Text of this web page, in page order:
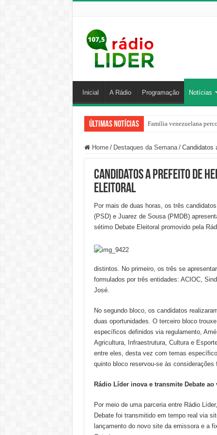
Inicial A Rádio Programação Notícias
Últimas Notícias Família venezuelana
Centro de ciclone fica
Home / Destaques da Semana / Candidatos
Candidatos a prefeito de
Eleitoral
Por mais de duas horas, os três
(PSD) e Juarez de Sousa (PMDB)
sétimo Debate Eleitoral promovido pela
distintos. No primeiro, os três se
formulados por três entidades: ACIOC,
José.
No segundo bloco, os candidatos
duas oportunidades. O terceiro bloco
específicos definidos via regulamento,
Agricultura, Infraestrutura, Cultura e
entre eles, desta vez com temas
quinto bloco reservou-se às considerações
Rádio Líder inova e transmite Debate ao
Por meio de uma parceria entre Rádio
Debate foi transmitido em tempo real via
lançamento do novo site da emissora e a